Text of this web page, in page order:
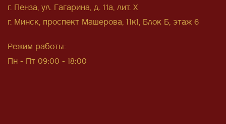
г. Пенза, ул. Гагарина, д. 11а, лит. Х
г. Минск, проспект Машерова, 11к1, Блок Б, этаж 6
Режим работы:
Пн - Пт 09:00 - 18:00